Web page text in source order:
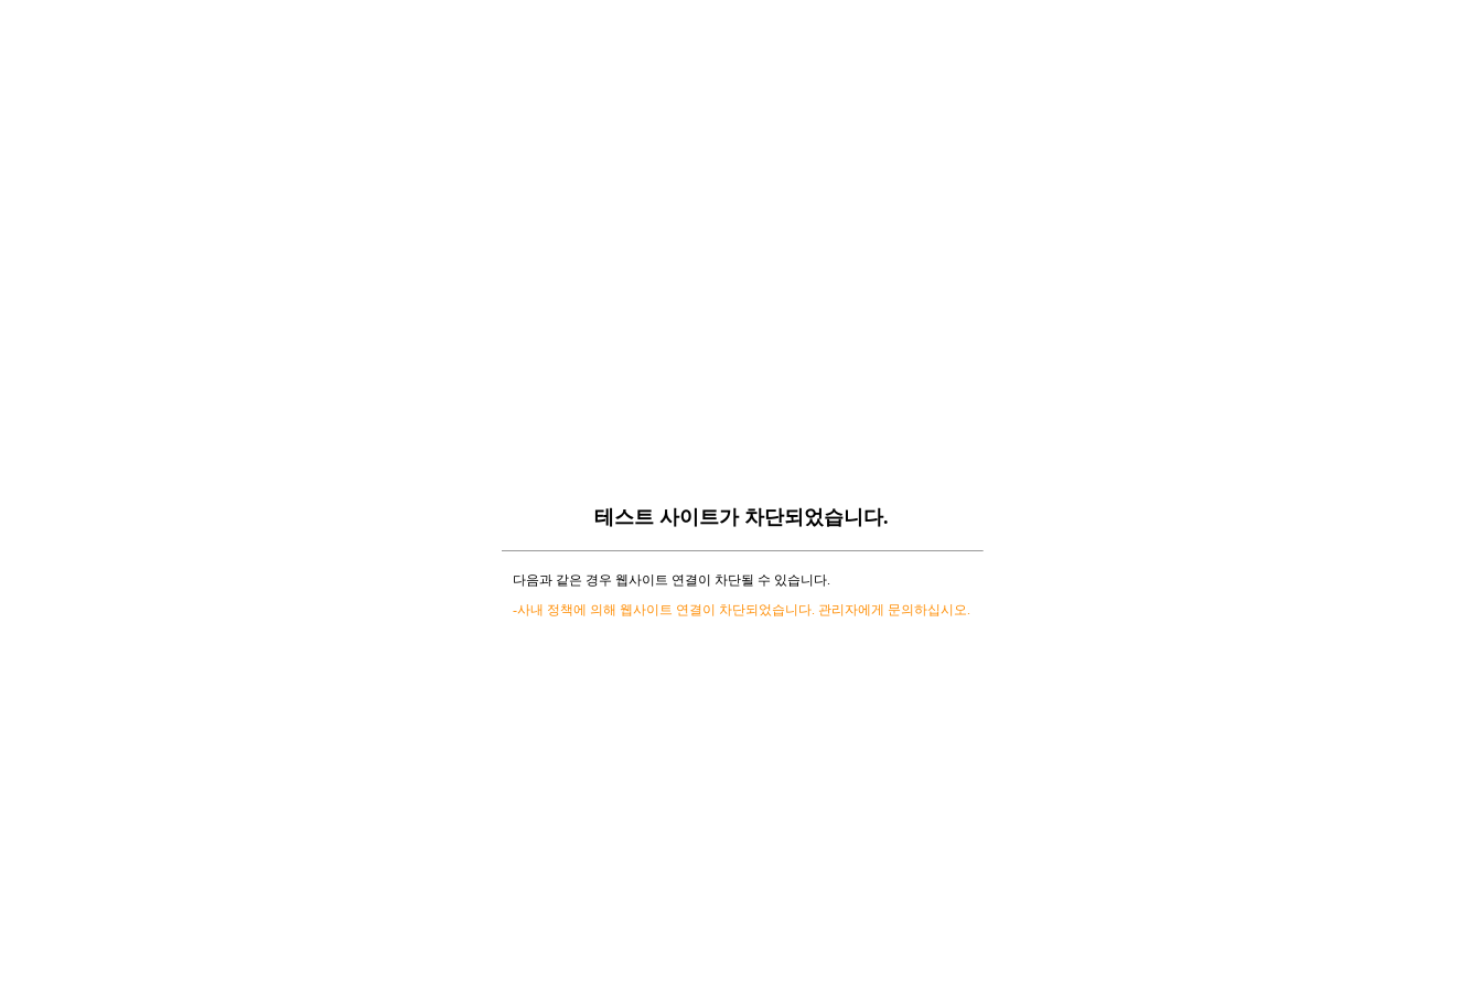
테스트 사이트가 차단되었습니다.
다음과 같은 경우 웹사이트 연결이 차단될 수 있습니다.
-사내 정책에 의해 웹사이트 연결이 차단되었습니다. 관리자에게 문의하십시오.